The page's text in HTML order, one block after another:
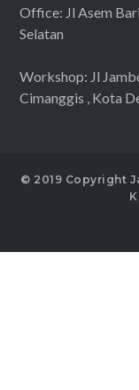
Office: Jl Asem
Selatan
Workshop: Jl
Cimanggis , Kota
© 2019 Copyright